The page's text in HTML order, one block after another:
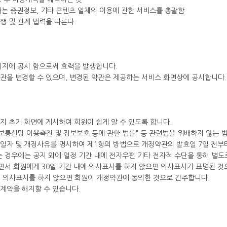
증권정보, 기타 콘텐츠 일체의 이용에 관한 서비스를 총괄함
및 관계 법력을 따른다.
에 공시 함으로써 효력을 발생합니다.
변경할 수 있으며, 변경된 약관은 제공하는 서비스 화면상에 공시합니다.
초기 화면에 게시하여 회원이 쉽게 알 수 있도록 합니다.
신망 이용촉진 및 정보보호 등에 관한 법률" 등 관련법을 위배하지 않는
자 및 개정사유를 명시하여 제1항의 방법으로 개정약관의 발효일 7일 전부
경우에는 공지 외에 일정 기간 내에 전자우편 기타 전자적 수단을 통해 별도
회원에게 30일 기간 내에 의사표시를 하지 않으면 의사표시가 표명된 것
사표시를 하지 않으면 회원이 개정약관에 동의한 것으로 간주합니다.
약을 해지할 수 있습니다.